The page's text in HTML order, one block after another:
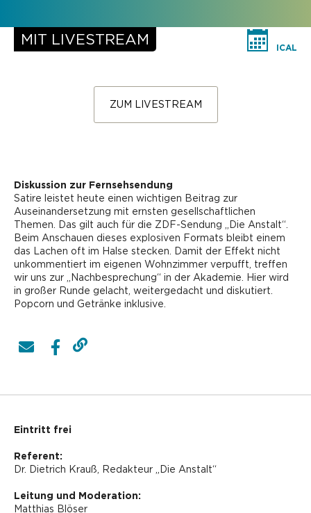
ICAL
ZUM LIVESTREAM
Diskussion zur Fernsehsendung
Satire leistet heute einen wichtigen Beitrag zur
Auseinandersetzung mit ernsten gesellschaftlichen
Themen. Das gilt auch für die ZDF-Sendung „Die Anstalt“.
Beim Anschauen dieses explosiven Formats bleibt einem
das Lachen oft im Halse stecken. Damit der Effekt nicht
unkommentiert im eigenen Wohnzimmer verpufft, treffen
wir uns zur „Nachbesprechung“ in der Akademie. Hier wird
in großer Runde gelacht, weitergedacht und diskutiert.
Popcorn und Getränke inklusive.
Eintritt frei
Referent:
Dr. Dietrich Krauß, Redakteur „Die Anstalt“
Leitung und Moderation:
Matthias Blöser